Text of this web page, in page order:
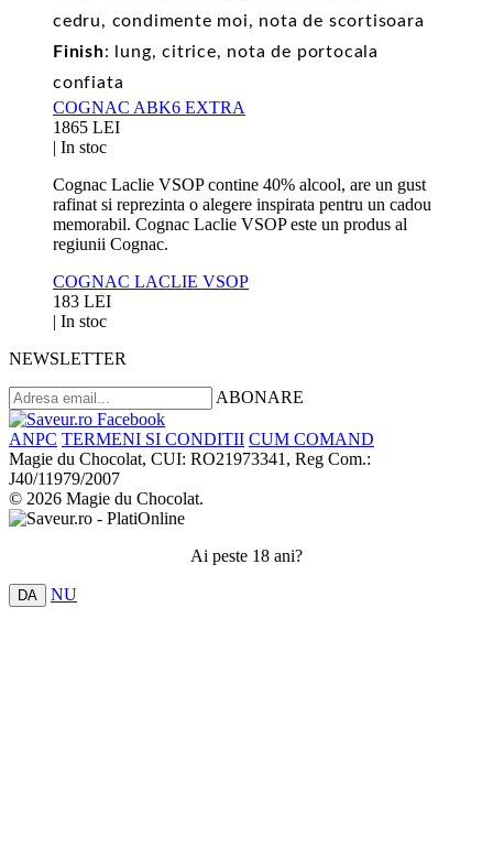
cedru, condimente moi, nota de scortisoara
Finish: lung, citrice, nota de portocala
confiata
COGNAC ABK6 EXTRA
1865 LEI
| In stoc
Cognac Laclie VSOP contine 40% alcool, are un gust
rafinat si reprezinta o alegere inspirata pentru un cadou
memorabil. Cognac Laclie VSOP este un produs al
regiunii Cognac.
COGNAC LACLIE VSOP
183 LEI
| In stoc
NEWSLETTER
ABONARE
ANPC TERMENI SI CONDITII CUM COMAND
Magie du Chocolat, CUI: RO21973341, Reg Com.:
J40/11979/2007
© 2026 Magie du Chocolat.
Ai peste 18 ani?
DA NU